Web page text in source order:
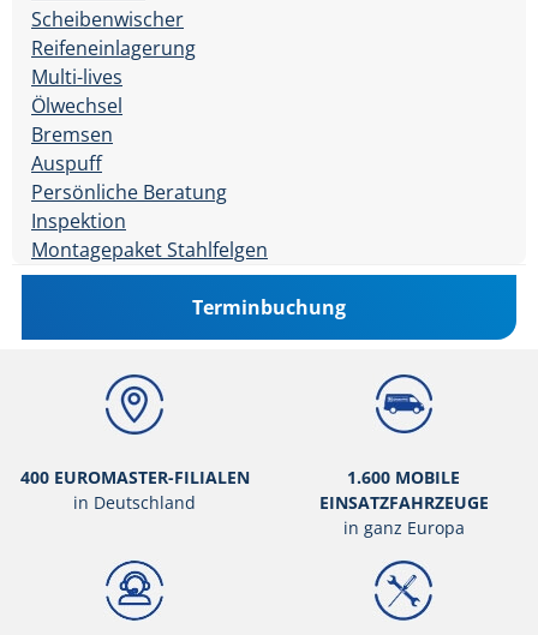
Scheibenwischer
Reifeneinlagerung
Multi-lives
Ölwechsel
Bremsen
Auspuff
Persönliche Beratung
Inspektion
Montagepaket Stahlfelgen
Terminbuchung
400 EUROMASTER-FILIALEN
in Deutschland
1.600 MOBILE
EINSATZFAHRZEUGE
in ganz Europa